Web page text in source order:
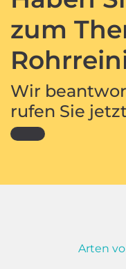
zum
Wir
rufen Sie
Arten